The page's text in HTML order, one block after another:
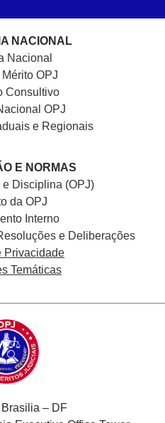
NACIONAL
Nacional
OPJ
Consultivo
OPJ
e Regionais
E NORMAS
Disciplina (OPJ)
da OPJ
Interno
e Deliberações
Privacidade
Temáticas
– DF